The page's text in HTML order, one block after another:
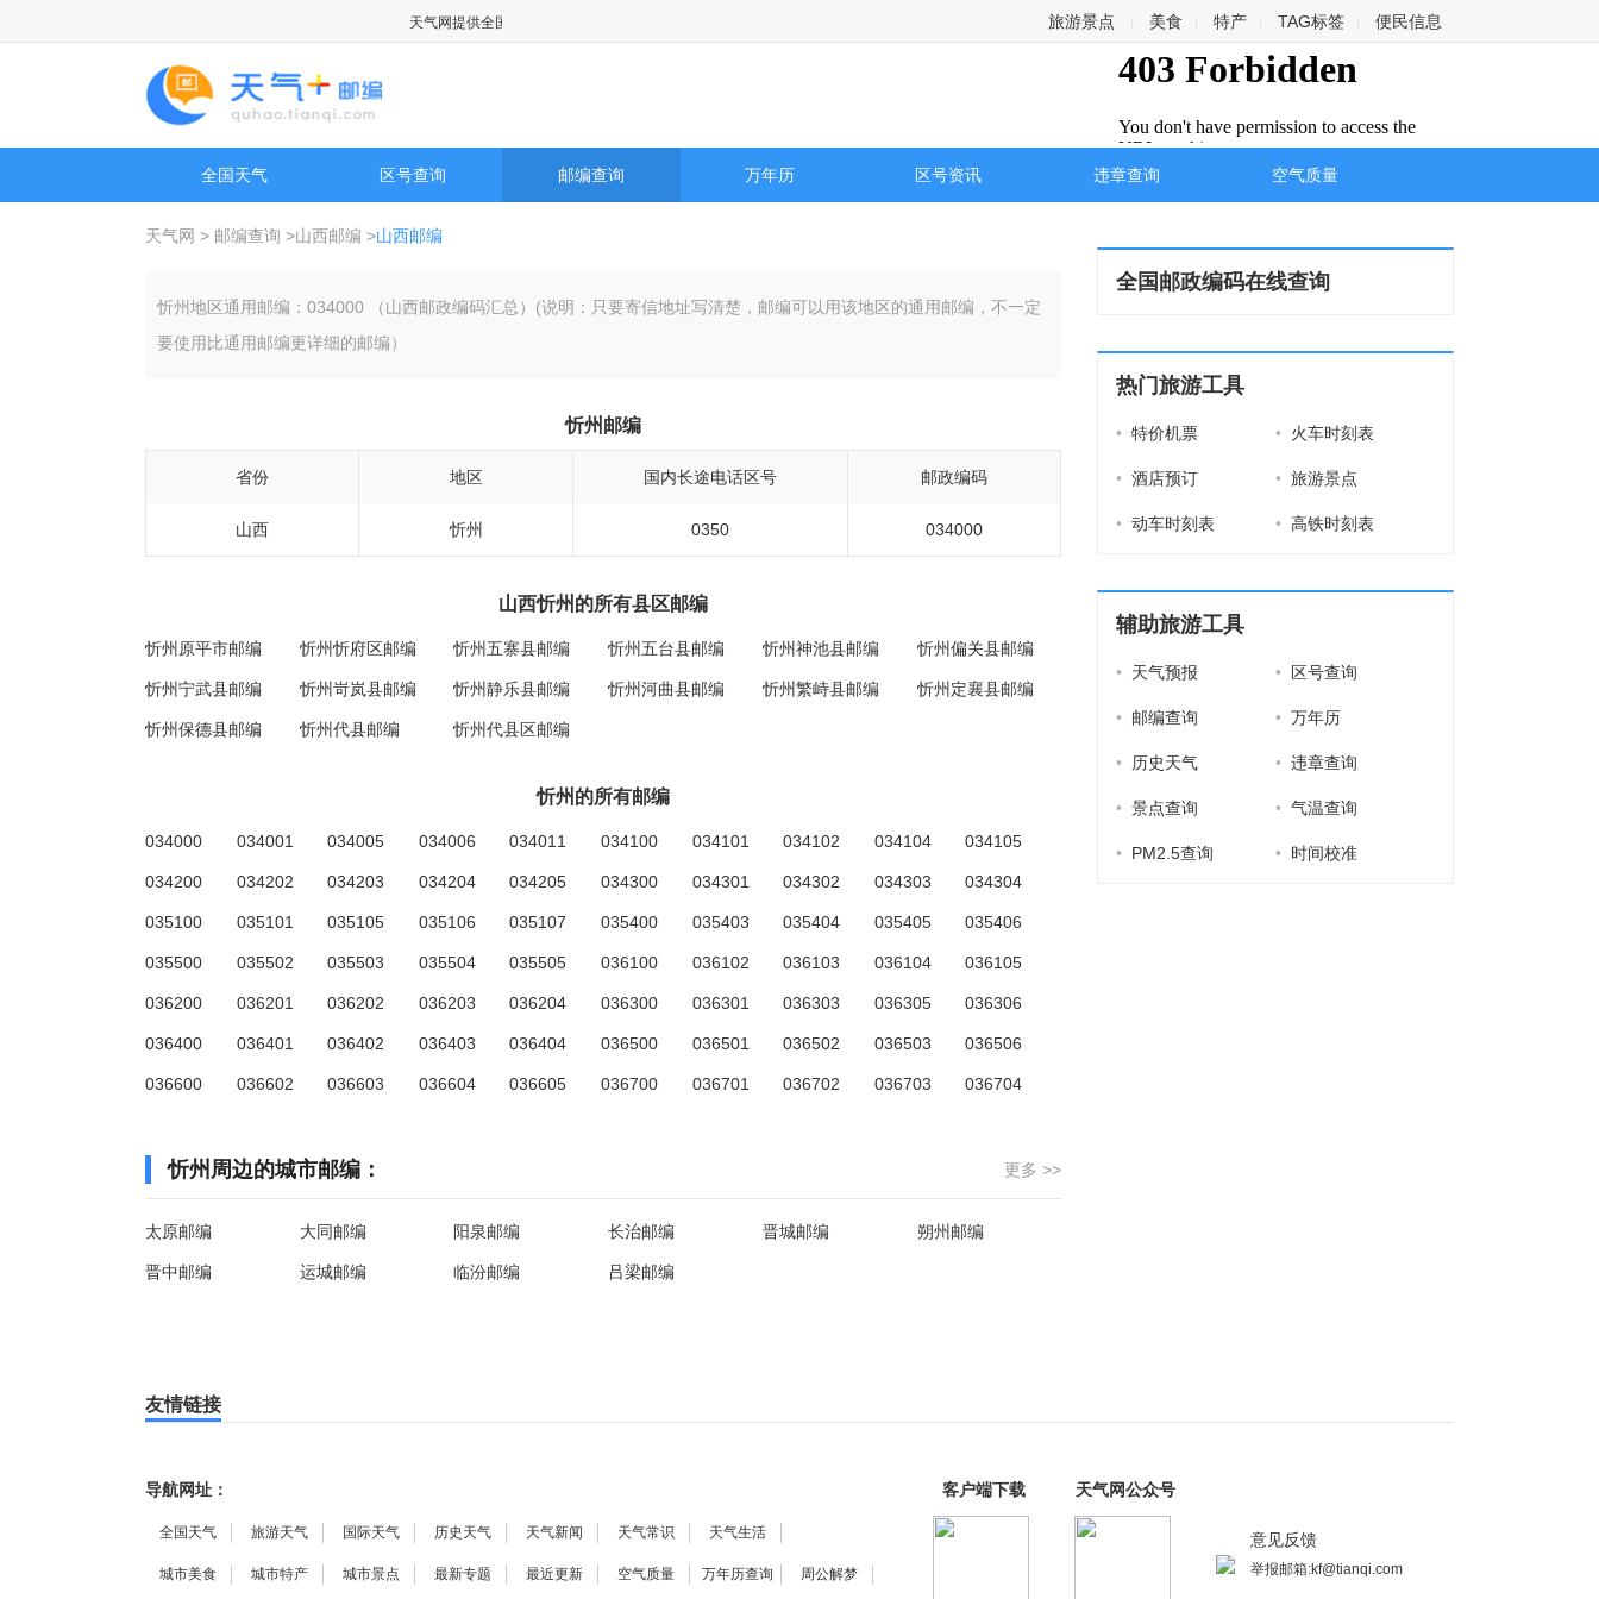
天气网提供全国国内城市天气预报，旅游景点天气预报，国际城市天气预报以及历史天气预报查询 旅游景点 美食 特产 TAG标签 便民信息
全国天气 区号查询 邮编查询 万年历 区号资讯 违章查询 空气质量
天气网 > 邮编查询 >山西邮编 >山西邮编
忻州地区通用邮编：034000 （山西邮政编码汇总）(说明：只要寄信地址写清楚，邮编可以用该地区的通用邮编，不一定
要使用比通用邮编更详细的邮编）
忻州邮编
省份 地区 国内长途电话区号 邮政编码
山西 忻州 0350 034000
山西忻州的所有县区邮编
忻州原平市邮编 忻州忻府区邮编 忻州五寨县邮编 忻州五台县邮编 忻州神池县邮编 忻州偏关县邮编
忻州宁武县邮编 忻州岢岚县邮编 忻州静乐县邮编 忻州河曲县邮编 忻州繁峙县邮编 忻州定襄县邮编
忻州保德县邮编 忻州代县邮编 忻州代县区邮编
忻州的所有邮编
034000 034001 034005 034006 034011 034100 034101 034102 034104 034105
034200 034202 034203 034204 034205 034300 034301 034302 034303 034304
035100 035101 035105 035106 035107 035400 035403 035404 035405 035406
035500 035502 035503 035504 035505 036100 036102 036103 036104 036105
036200 036201 036202 036203 036204 036300 036301 036303 036305 036306
036400 036401 036402 036403 036404 036500 036501 036502 036503 036506
036600 036602 036603 036604 036605 036700 036701 036702 036703 036704
忻州周边的城市邮编： 更多 >>
太原邮编 大同邮编 阳泉邮编 长治邮编 晋城邮编 朔州邮编
晋中邮编 运城邮编 临汾邮编 吕梁邮编
全国邮政编码在线查询
热门旅游工具
• 特价机票 • 火车时刻表
• 酒店预订 • 旅游景点
• 动车时刻表 • 高铁时刻表
辅助旅游工具
• 天气预报 • 区号查询
• 邮编查询 • 万年历
• 历史天气 • 违章查询
• 景点查询 • 气温查询
• PM2.5查询 • 时间校准
友情链接
导航网址：
全国天气 旅游天气 国际天气 历史天气 天气新闻 天气常识 天气生活
城市美食 城市特产 城市景点 最新专题 最近更新 空气质量 万年历查询 周公解梦
客户端下载 天气网公众号
意见反馈
举报邮箱:kf@tianqi.com